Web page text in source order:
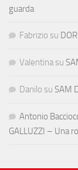
guarda
Fabrizio su
Valentina su
Danilo su SAM
Antonio
GALLUZZI – Una